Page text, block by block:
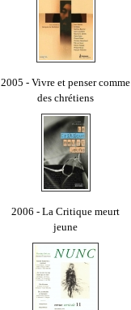
2005 - Vivre et penser comme
des chrétiens
2006 - La Critique meurt
jeune